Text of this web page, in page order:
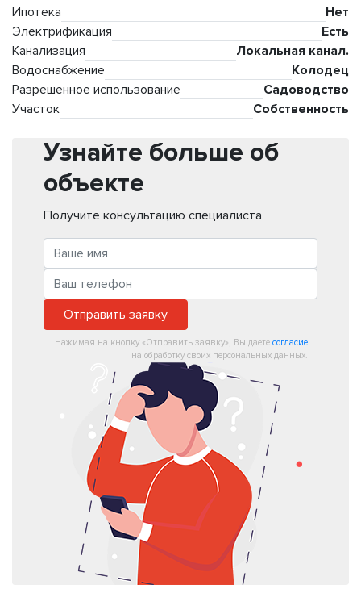
Ипотека
Нет
Электрификация
Есть
Канализация
Локальная канал.
Водоснабжение
Колодец
Разрешенное использование
Садоводство
Участок
Собственность
Узнайте больше об
объекте
Получите консультацию специалиста
Отправить заявку
Нажимая на кнопку «Отправить заявку», Вы даете согласие
на обработку своих персональных данных.